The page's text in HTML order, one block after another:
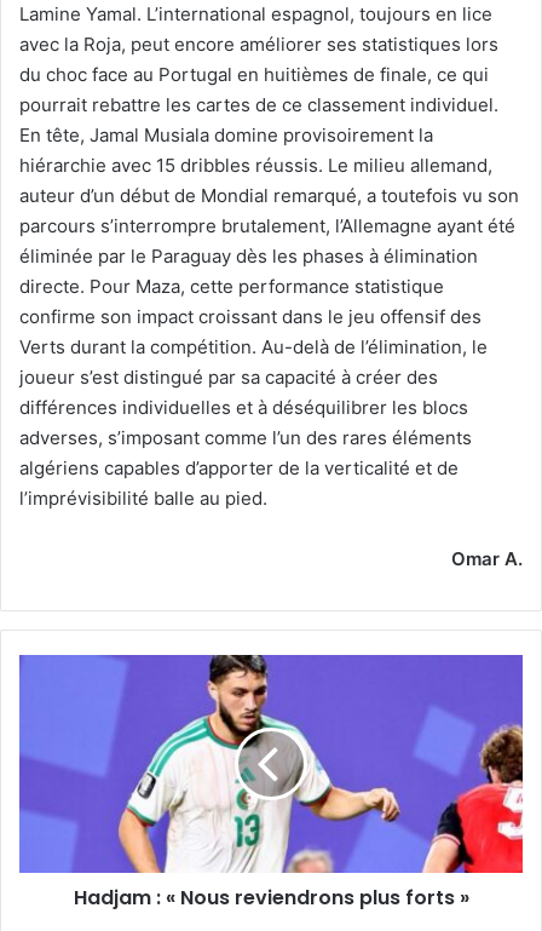
Lamine Yamal. L’international espagnol, toujours en lice
avec la Roja, peut encore améliorer ses statistiques lors
du choc face au Portugal en huitièmes de finale, ce qui
pourrait rebattre les cartes de ce classement individuel.
En tête, Jamal Musiala domine provisoirement la
hiérarchie avec 15 dribbles réussis. Le milieu allemand,
auteur d’un début de Mondial remarqué, a toutefois vu son
parcours s’interrompre brutalement, l’Allemagne ayant été
éliminée par le Paraguay dès les phases à élimination
directe. Pour Maza, cette performance statistique
confirme son impact croissant dans le jeu offensif des
Verts durant la compétition. Au-delà de l’élimination, le
joueur s’est distingué par sa capacité à créer des
différences individuelles et à déséquilibrer les blocs
adverses, s’imposant comme l’un des rares éléments
algériens capables d’apporter de la verticalité et de
l’imprévisibilité balle au pied.
Omar A.
reviendrons
forts
Hadjam : « Nous reviendrons plus forts »